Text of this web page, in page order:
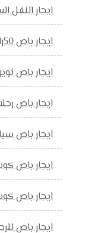
ايجار النقل
ايجار باص 50راكب
ايجار باص
ايجار باص
ايجار باص
ايجار باص كوستر
ايجار باص
ايجار باص